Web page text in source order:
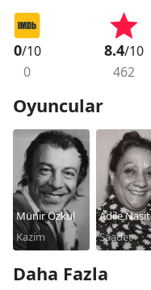
0/10
0
8.4/10
462
Oyuncular
Münir Özkul
Kazim
Adile Nasit
Saadet
Daha Fazla